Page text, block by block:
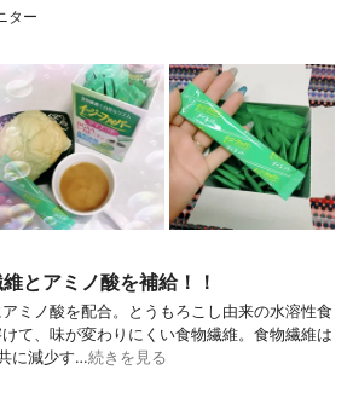
ター
とアミノ酸を補給！！
ミノ酸を配合。とうもろこし由来の水溶性食
て、味が変わりにくい食物繊維。食物繊維は
に減少す…続きを見る